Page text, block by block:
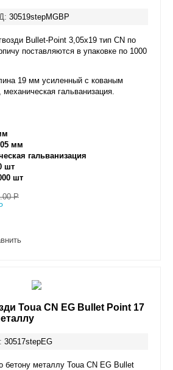
30519stepMGBP
Bullet-Point 3,05x19 тип CN по
поставляются в упаковке по 1000
19 мм усиленный с кованым
гальванизация.
мм
гальванизация
шт
шт
Р
Р
Toua CN EG Bullet Point 17
30517stepEG
бетону металлу Toua CN EG Bullet